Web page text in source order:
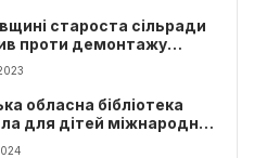
староста сільради
проти демонтажу
що споруджений у
союзу
обласна бібліотека
для дітей міжнародну
проєкт ВПО